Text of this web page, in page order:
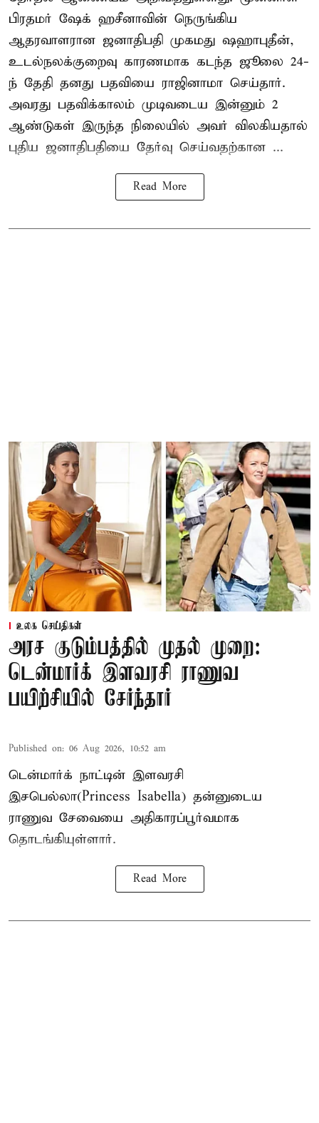
பிரதமர் ஷேக் ஹசீனாவின் நெருங்கிய
ஆதரவாளரான ஜனாதிபதி முகமது ஷஹாபுதீன்,
உடல்நலக்குறைவு காரணமாக கடந்த ஜூலை 24-
ந் தேதி தனது பதவியை ராஜினாமா செய்தார்.
அவரது பதவிக்காலம் முடிவடைய இன்னும் 2
ஆண்டுகள் இருந்த நிலையில் அவர் விலகியதால்
புதிய ஜனாதிபதியை தேர்வு செய்வதற்கான ...
Read More
உலக செய்திகள்
அரச குடும்பத்தில் முதல் முறை:
டென்மார்க் இளவரசி ராணுவ
பயிற்சியில் சேர்ந்தார்
Published on: 06 Aug 2026, 10:52 am
டென்மார்க் நாட்டின் இளவரசி
இசபெல்லா(Princess Isabella) தன்னுடைய
ராணுவ சேவையை அதிகாரப்பூர்வமாக
தொடங்கியுள்ளார்.
Read More